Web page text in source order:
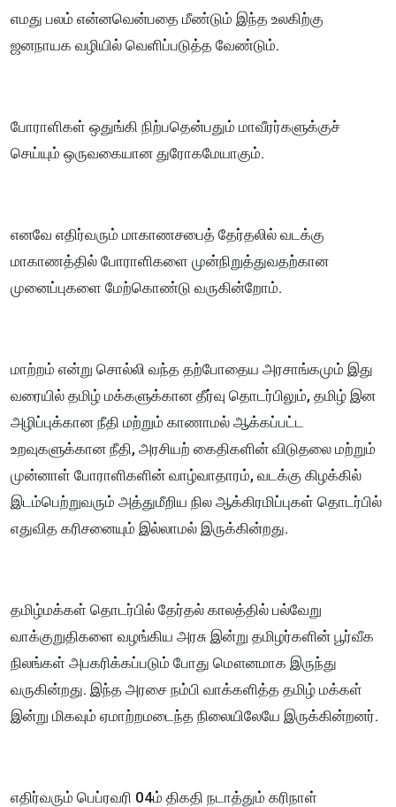
எமது பலம் என்னவென்பதை மீண்டும் இந்த உலகிற்கு
ஜனநாயக வழியில் வெளிப்படுத்த வேண்டும்.
போராளிகள் ஒதுங்கி நிற்பதென்பதும் மாவீரர்களுக்குச்
செய்யும் ஒருவகையான துரோகமேயாகும்.
எனவே எதிர்வரும் மாகாணசபைத் தேர்தலில் வடக்கு
மாகாணத்தில் போராளிகளை முன்நிறுத்துவதற்கான
முனைப்புகளை மேற்கொண்டு வருகின்றோம்.
மாற்றம் என்று சொல்லி வந்த தற்போதைய அரசாங்கமும் இது
வரையில் தமிழ் மக்களுக்கான தீர்வு தொடர்பிலும், தமிழ் இன
அழிப்புக்கான நீதி மற்றும் காணாமல் ஆக்கப்பட்ட
உறவுகளுக்கான நீதி, அரசியற் கைதிகளின் விடுதலை மற்றும்
முன்னாள் போராளிகளின் வாழ்வாதாரம், வடக்கு கிழக்கில்
இடம்பெற்றுவரும் அத்துமீறிய நில ஆக்கிரமிப்புகள் தொடர்பில்
எதுவித கரிசனையும் இல்லாமல் இருக்கின்றது.
தமிழ்மக்கள் தொடர்பில் தேர்தல் காலத்தில் பல்வேறு
வாக்குறுதிகளை வழங்கிய அரசு இன்று தமிழர்களின் பூர்வீக
நிலங்கள் அபகரிக்கப்படும் போது மௌனமாக இருந்து
வருகின்றது. இந்த அரசை நம்பி வாக்களித்த தமிழ் மக்கள்
இன்று மிகவும் ஏமாற்றமடைந்த நிலையிலேயே இருக்கின்றனர்.
எதிர்வரும் பெப்ரவரி 04ம் திகதி நடாத்தும் கரிநாள்